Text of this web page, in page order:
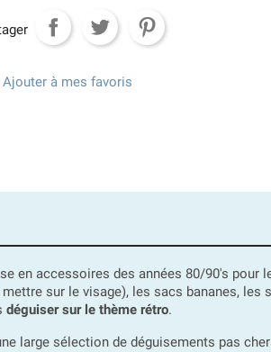
Ajouter à mes favoris
en accessoires des années 80/90's pour
sur le visage), les sacs bananes, les
déguiser sur le thème rétro.
large sélection de déguisements pas